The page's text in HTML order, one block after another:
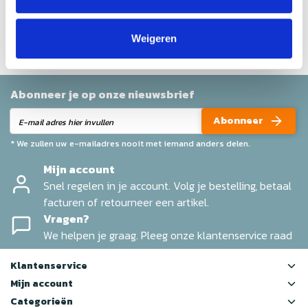
Weigeren
Help ons en andere klanten door het schrijven van een
Abonneer je op onze nieuwsbrief
Abonneer
* We zullen uw e-mailadres nooit met iemand anders delen.
Mijn account
Snel regelen in je account. Volg je bestelling, betaal
facturen of retourneer een artikel.
Vragen?
We helpen je graag. Pleeg onze klantenservice raad
Klantenservice
Mijn account
Categorieën